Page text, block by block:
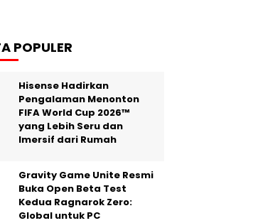
POPULER
Hisense Hadirkan
Pengalaman Menonton
FIFA World Cup 2026™
yang Lebih Seru dan
Imersif dari Rumah
Gravity Game Unite Resmi
Buka Open Beta Test
Kedua Ragnarok Zero:
Global untuk PC